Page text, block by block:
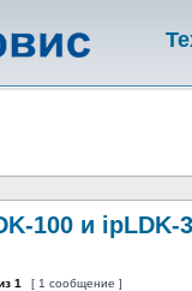
100 и ipLDK-
1 [ 1 сообщение ]